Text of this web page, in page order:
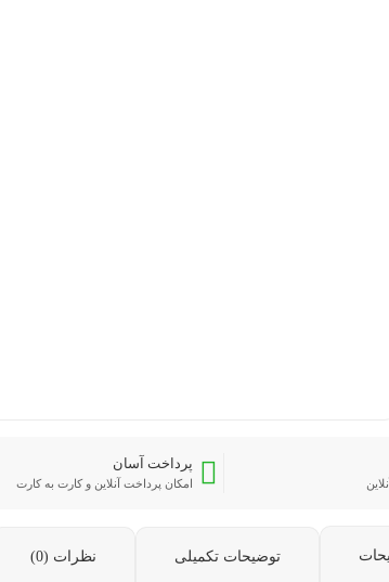
پرداخت آسان
امکان پرداخت آنلاین و کارت به کارت
توضیحات تکمیلی نظرات (0)